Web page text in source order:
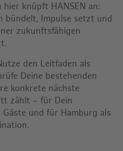
hier knüpft HANSEN an:
bündelt, Impulse setzt und
zukunftsfähigen
den Leitfaden als
Deine bestehenden
konkrete nächste
zählt – für Dein
und für Hamburg als